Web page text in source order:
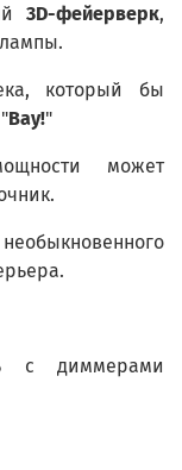
3D-фейерверк,
который бы
Вау!"
может
с диммерами